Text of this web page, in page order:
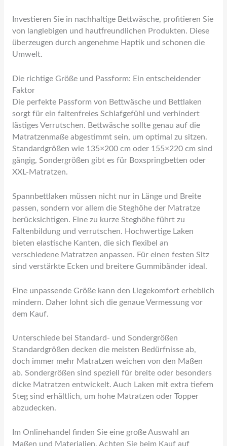
Investieren Sie in nachhaltige Bettwäsche, profitieren Sie
von langlebigen und hautfreundlichen Produkten. Diese
überzeugen durch angenehme Haptik und schonen die
Umwelt.
Die richtige Größe und Passform: Ein entscheidender
Faktor
Die perfekte Passform von Bettwäsche und Bettlaken
sorgt für ein faltenfreies Schlafgefühl und verhindert
lästiges Verrutschen. Bettwäsche sollte genau auf die
Matratzenmaße abgestimmt sein, um optimal zu sitzen.
Standardgrößen wie 135×200 cm oder 155×220 cm sind
gängig, Sondergrößen gibt es für Boxspringbetten oder
XXL-Matratzen.
Spannbettlaken müssen nicht nur in Länge und Breite
passen, sondern vor allem die Steghöhe der Matratze
berücksichtigen. Eine zu kurze Steghöhe führt zu
Faltenbildung und verrutschen. Hochwertige Laken
bieten elastische Kanten, die sich flexibel an
verschiedene Matratzen anpassen. Für einen festen Sitz
sind verstärkte Ecken und breitere Gummibänder ideal.
Eine unpassende Größe kann den Liegekomfort erheblich
mindern. Daher lohnt sich die genaue Vermessung vor
dem Kauf.
Unterschiede bei Standard- und Sondergrößen
Standardgrößen decken die meisten Bedürfnisse ab,
doch immer mehr Matratzen weichen von den Maßen
ab. Sondergrößen sind speziell für breite oder besonders
dicke Matratzen entwickelt. Auch Laken mit extra tiefem
Steg sind erhältlich, um hohe Matratzen oder Topper
abzudecken.
Im Onlinehandel finden Sie eine große Auswahl an
Maßen und Materialien. Achten Sie beim Kauf auf